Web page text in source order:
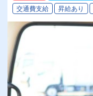
交通費支給
昇給あり